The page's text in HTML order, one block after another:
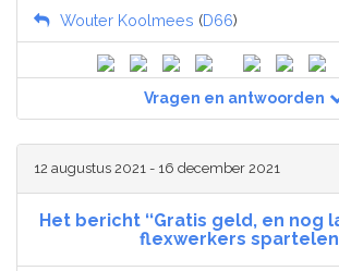
Wouter Koolmees (D66)
Vragen en antwoorden
12 augustus 2021 - 16 december 2021
Het bericht ‘‘Gratis geld, en nog
flexwerkers